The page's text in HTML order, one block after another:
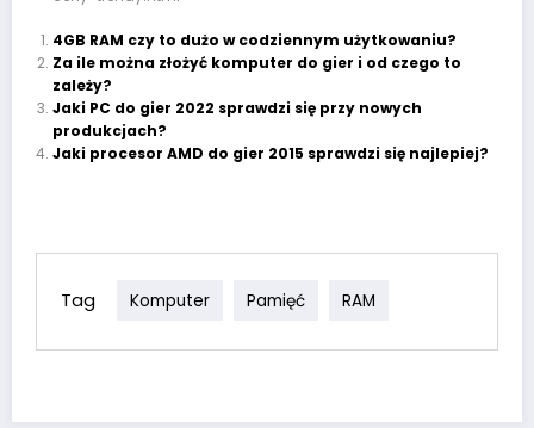
4GB RAM czy to dużo w codziennym użytkowaniu?
Za ile można złożyć komputer do gier i od czego to
zależy?
Jaki PC do gier 2022 sprawdzi się przy nowych
produkcjach?
Jaki procesor AMD do gier 2015 sprawdzi się najlepiej?
Tag Komputer Pamięć RAM